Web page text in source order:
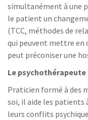
simultanément à une
le patient un
(TCC, méthodes de
qui peuvent mettre en
peut préconiser une
Le psychothérapeute
Praticien formé à des
soi, il aide les patients
leurs conflits